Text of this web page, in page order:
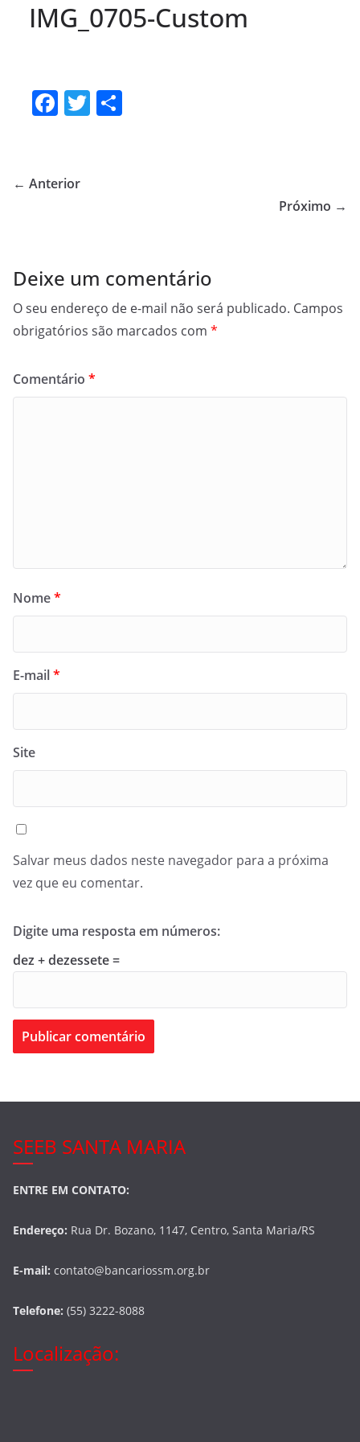
IMG_0705-Custom
F
e
k
T
← Anterior
Próximo →
Deixe um comentário
O seu endereço de e-mail não será publicado. Campos
obrigatórios são marcados com *
Comentário *
Nome*
E-mail*
Site
Salvar meus dados neste navegador para a próxima
vez que eu comentar.
Digite uma resposta em números:
dez + dezessete =
SEEB SANTA MARIA
ENTRE EM CONTATO:
Endereço: Rua Dr. Bozano, 1147, Centro, Santa Maria/RS
E-mail: contato@bancariossm.org.br
Telefone: (55) 3222-8088
Localização: